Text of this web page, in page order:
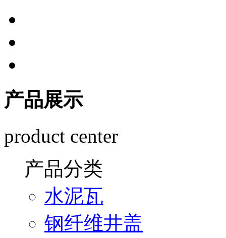
产品展示
product center
产品分类
水泥瓦
钢纤维井盖